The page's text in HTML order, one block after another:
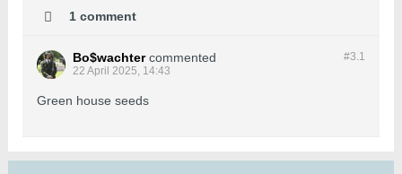
1 comment
#3.1
Bo$wachter commented
22 April 2025, 14:43
Green house seeds